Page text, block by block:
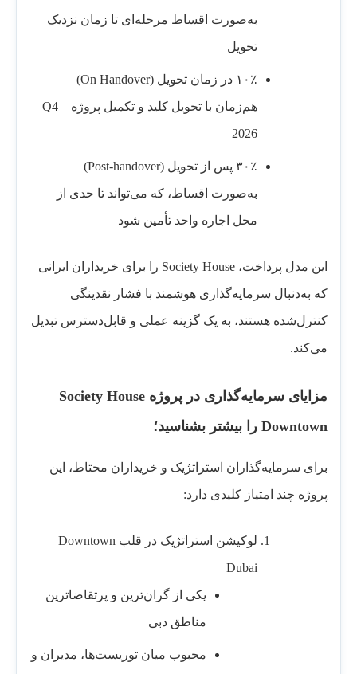
به‌صورت اقساط مرحله‌ای تا زمان نزدیک
تحویل
۱۰٪ در زمان تحویل (On Handover)
هم‌زمان با تحویل کلید و تکمیل پروژه – Q4
2026
۳۰٪ پس از تحویل (Post-handover)
به‌صورت اقساط، که می‌تواند تا حدی از
محل اجاره واحد تأمین شود
این مدل پرداخت، Society House را برای خریداران ایرانی
که به‌دنبال سرمایه‌گذاری هوشمند با فشار نقدینگی
کنترل‌شده هستند، به یک گزینه عملی و قابل‌دسترس تبدیل
می‌کند.
مزایای سرمایه‌گذاری در پروژه Society House
Downtown را بیشتر بشناسید؛
برای سرمایه‌گذاران استراتژیک و خریداران محتاط، این
پروژه چند امتیاز کلیدی دارد:
لوکیشن استراتژیک در قلب Downtown
Dubai
یکی از گران‌ترین و پرتقاضاترین
مناطق دبی
محبوب میان توریست‌ها، مدیران و